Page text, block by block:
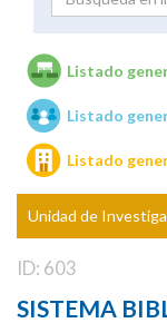
Unidades
Listado
Listado
Listado
Unidad de
ID: 603
SISTEMA